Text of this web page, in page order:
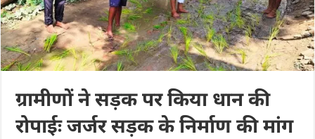
ग्रामीणों ने सड़क पर किया धान की
रोपाईः जर्जर सड़क के निर्माण की मांग